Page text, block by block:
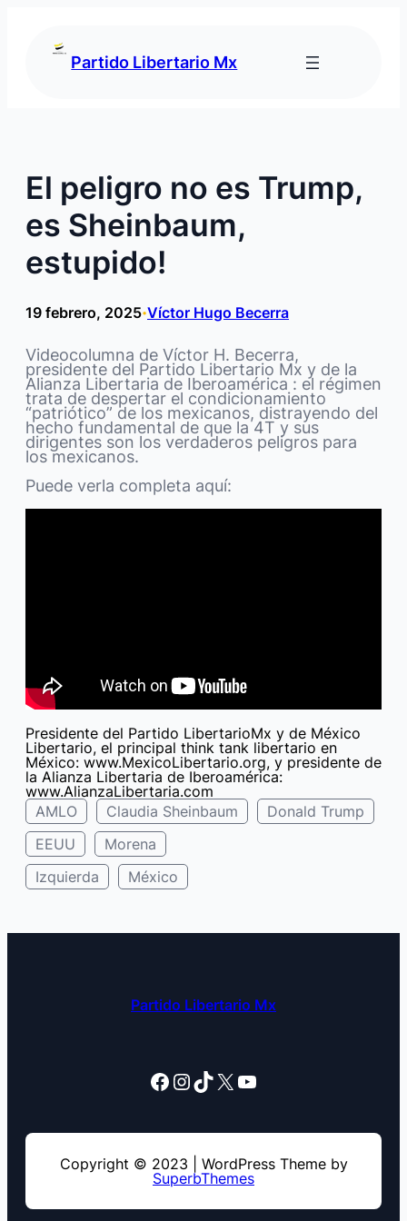
Partido Libertario Mx
El peligro no es Trump,
es Sheinbaum,
estupido!
19 febrero, 2025•Víctor Hugo Becerra
Videocolumna de Víctor H. Becerra,
presidente del ‪Partido Libertario Mx y de la
Alianza Libertaria de Iberoamérica : el régimen
trata de despertar el condicionamiento
“patriótico” de los mexicanos, distrayendo del
hecho fundamental de que la 4T y sus
dirigentes son los verdaderos peligros para
los mexicanos.
Puede verla completa aquí:
Presidente del Partido LibertarioMx y de México
Libertario, el principal think tank libertario en
México: www.MexicoLibertario.org, y presidente de
la Alianza Libertaria de Iberoamérica:
www.AlianzaLibertaria.com
AMLO
Claudia Sheinbaum
Donald Trump
EEUU
Morena
Izquierda
México
Partido Libertario Mx
Facebook InstagramTikTok X YouTube
Copyright © 2023 | WordPress Theme by
SuperbThemes